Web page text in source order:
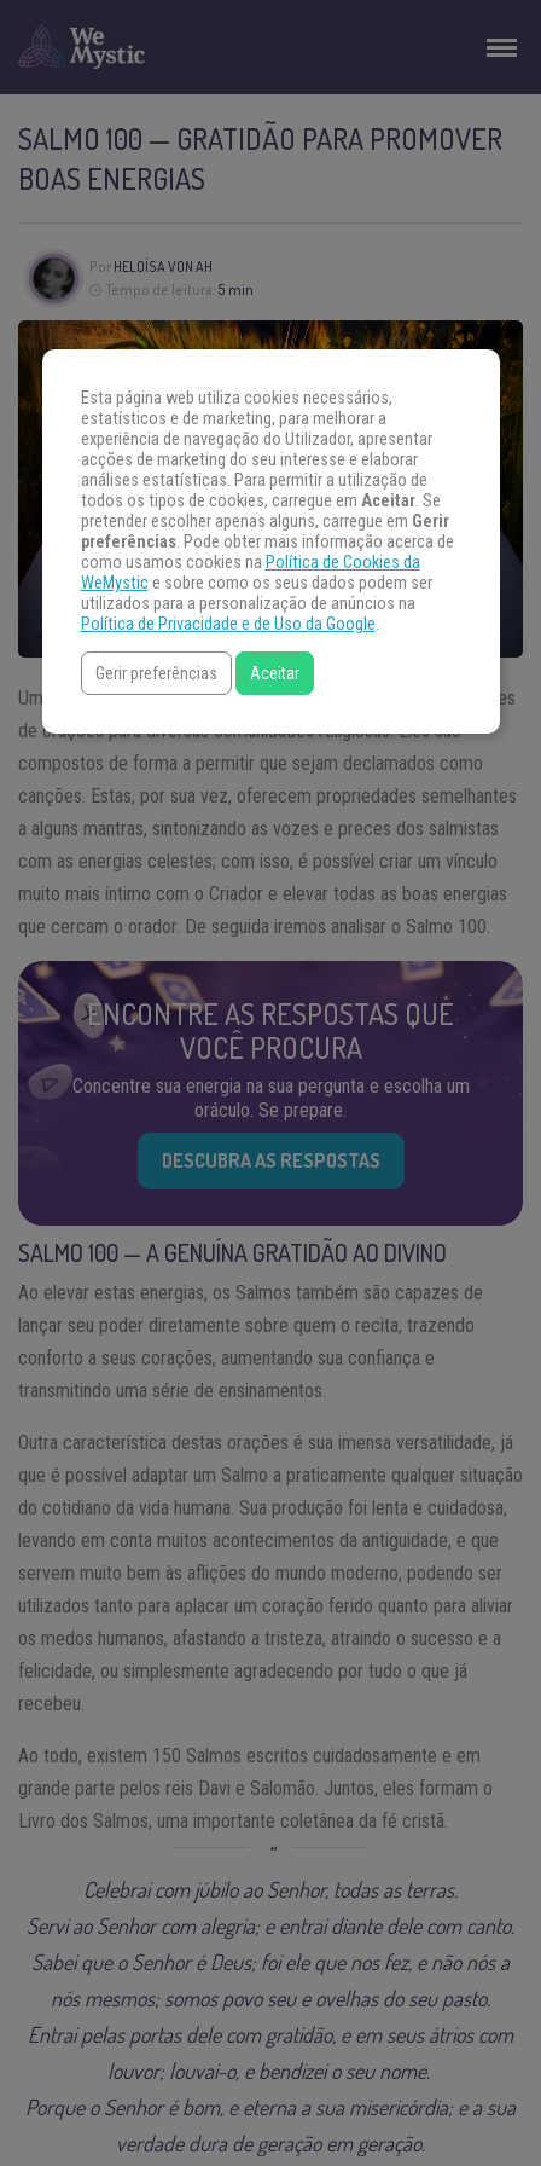
SALMO 100 — GRATIDÃO PARA PROMOVER
BOAS ENERGIAS
Por HELOÍSA VON AH
Tempo de leitura: 5 min
Um Salmoé uma das formas mais populares e também eficientes
de orações para diversas comunidades religiosas. Eles são
compostos de forma a permitir que sejam declamados como
canções. Estas, por sua vez, oferecem propriedades semelhantes
a alguns mantras, sintonizando as vozes e preces dos salmistas
com as energias celestes; com isso, é possível criar um vínculo
muito mais íntimo com o Criador e elevar todas as boas energias
que cercam o orador. De seguida iremos analisar o Salmo 100.
ENCONTRE AS RESPOSTAS QUE
VOCÊ PROCURA
Concentre sua energia na sua pergunta e escolha um
oráculo. Se prepare.
DESCUBRA AS RESPOSTAS
SALMO 100 — A GENUÍNA GRATIDÃO AO DIVINO
Ao elevar estas energias, os Salmos também são capazes de
lançar seu poder diretamente sobre quem o recita, trazendo
conforto a seus corações, aumentando sua confiança e
transmitindo uma série de ensinamentos.
Outra característica destas orações é sua imensa versatilidade, já
que é possível adaptar um Salmo a praticamente qualquer situação
do cotidiano da vida humana. Sua produção foi lenta e cuidadosa,
levando em conta muitos acontecimentos da antiguidade, e que
servem muito bem às aflições do mundo moderno, podendo ser
utilizados tanto para aplacar um coração ferido quanto para aliviar
os medos humanos, afastando a tristeza, atraindo o sucesso e a
felicidade, ou simplesmente agradecendo por tudo o que já
recebeu.
Ao todo, existem 150 Salmos escritos cuidadosamente e em
grande parte pelos reis Davi e Salomão. Juntos, eles formam o
Livro dos Salmos, uma importante coletânea da fé cristã.
Celebrai com júbilo ao Senhor, todas as terras.
Servi ao Senhor com alegria; e entrai diante dele com canto.
Sabei que o Senhor é Deus; foi ele que nos fez, e não nós a
nós mesmos; somos povo seu e ovelhas do seu pasto.
Entrai pelas portas dele com gratidão, e em seus átrios com
louvor; louvai-o, e bendizei o seu nome.
Porque o Senhor é bom, e eterna a sua misericórdia; e a sua
verdade dura de geração em geração.
Esta página web utiliza cookies necessários,
estatísticos e de marketing, para melhorar a
experiência de navegação do Utilizador, apresentar
acções de marketing do seu interesse e elaborar
análises estatísticas. Para permitir a utilização de
todos os tipos de cookies, carregue em Aceitar. Se
pretender escolher apenas alguns, carregue em Gerir
preferências. Pode obter mais informação acerca de
como usamos cookies na Política de Cookies da
WeMystice sobre como os seus dados podem ser
utilizados para a personalização de anúncios na
Política de Privacidade e de Uso da Google.
Gerir preferências Aceitar